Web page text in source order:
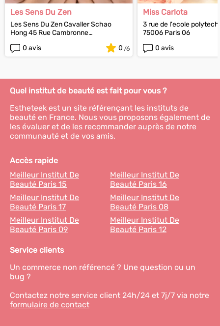
Les Sens Du Zen
Les Sens Du Zen Cavaller Schao
Hong 45 Rue Cambronne
0 avis 0
Miss Carlota
3 rue de l'ecole
75006 Paris 06
0 avis
Quel institut de beauté est fait pour vous ?
Estheteek est un site référençant les instituts de
beauté en France. Nous vous proposons également de
les évaluer et de les recommander auprès de notre
communauté et de vos amis.
Accès rapide
Meilleur Institut De
Beauté Paris 15
Meilleur Institut De
Beauté Paris 16
Meilleur Institut De
Beauté Paris 17
Meilleur Institut De
Beauté Paris 08
Meilleur Institut De
Beauté Paris 09
Meilleur Institut De
Beauté Paris 12
Service clients
Un commerce non référencé ? Une question ou un
bug ?
Contactez notre service client 24h/24 et 7j/7 via notre
formulaire de contact